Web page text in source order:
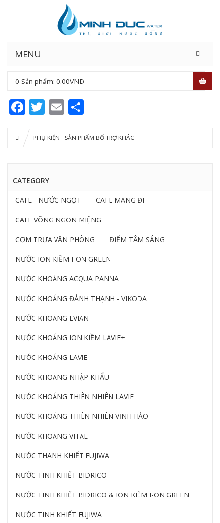
MENU
0 Sản phẩm: 0.00VND
Facebook
Twitter
Email
PHỤ KIỆN - SẢN PHẨM BỔ TRỢ KHÁC
CATEGORY
CAFE - NƯỚC NGỌT CAFE MANG ĐI
CAFE VÕNG NGON MIỆNG
CƠM TRƯA VĂN PHÒNG ĐIỂM TÂM SÁNG
NƯỚC ION KIỀM I-ON GREEN
NƯỚC KHOÁNG ACQUA PANNA
NƯỚC KHOÁNG ĐẢNH THẠNH - VIKODA
NƯỚC KHOÁNG EVIAN
NƯỚC KHOÁNG ION KIỀM LAVIE+
NƯỚC KHOÁNG LAVIE
NƯỚC KHOÁNG NHẬP KHẨU
NƯỚC KHOÁNG THIÊN NHIÊN LAVIE
NƯỚC KHOÁNG THIÊN NHIÊN VĨNH HẢO
NƯỚC KHOÁNG VITAL
NƯỚC THANH KHIẾT FUJIWA
NƯỚC TINH KHIẾT BIDRICO
NƯỚC TINH KHIẾT BIDRICO & ION KIỀM I-ON GREEN
NƯỚC TINH KHIẾT FUJIWA